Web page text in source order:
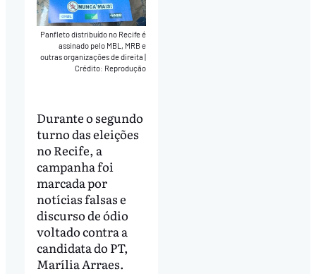
Panfleto distribuído no Recife é
assinado pelo MBL, MRB e
outras organizações de direita|
Crédito: Reprodução
Durante o segundo
turno das eleições
no Recife, a
campanha foi
marcada por
notícias falsas e
discurso de ódio
voltado contra a
candidata do PT,
Marília Arraes.